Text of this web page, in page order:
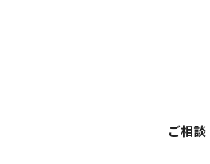
ご相